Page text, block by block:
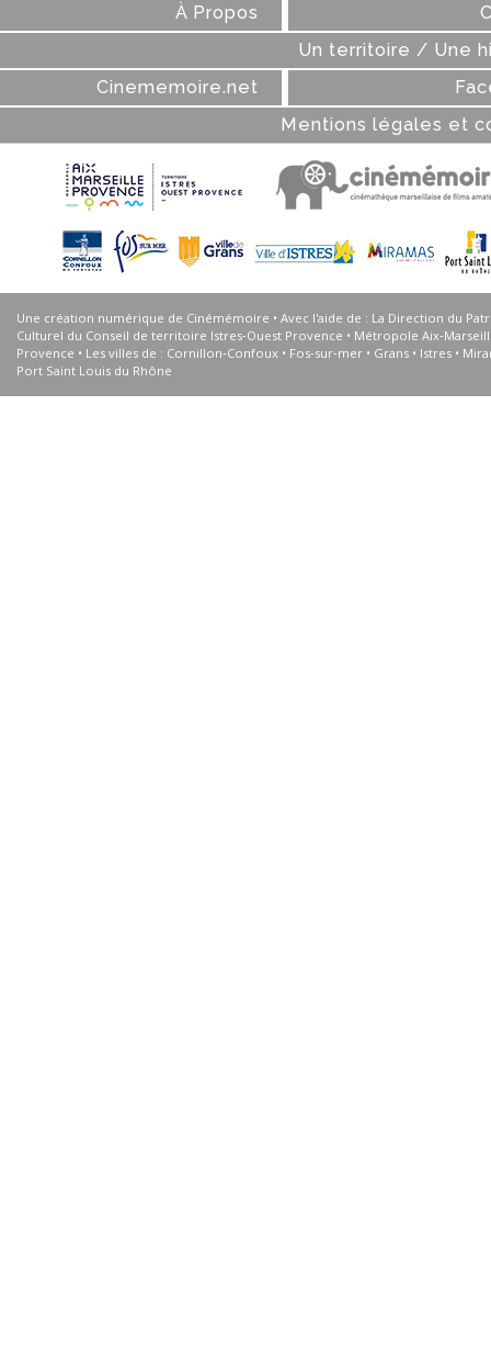
À Propos
Un territoire / Une
Cinememoire.net
Mentions légales et
Une création numérique de Cinémémoire • Avec l'aide de : La Direction du
Culturel du Conseil de territoire Istres‑Ouest Provence • Métropole
Provence • Les villes de : Cornillon‑Confoux • Fos‑sur‑mer • Grans • Istres •
Port Saint Louis du Rhône